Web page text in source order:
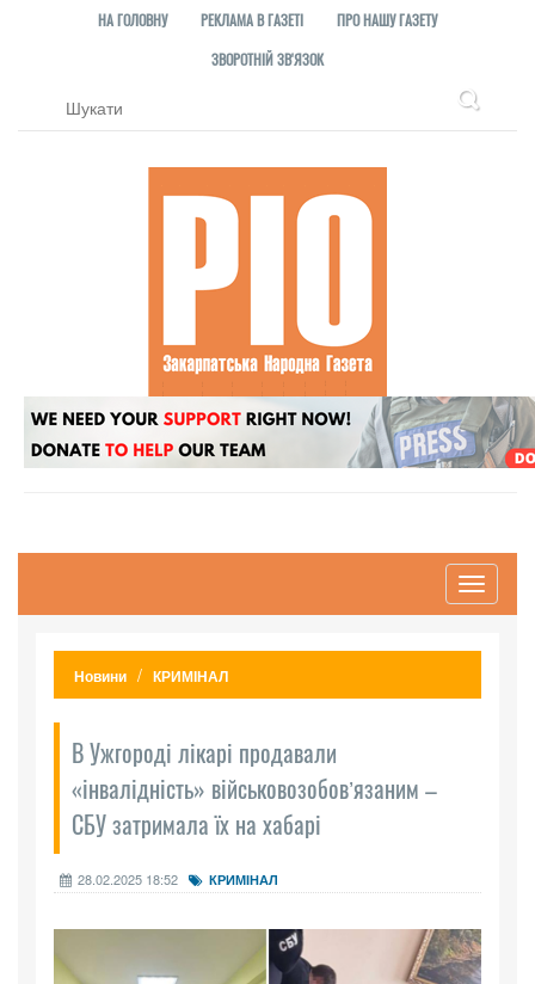
НА ГОЛОВНУ РЕКЛАМА В ГАЗЕТІ
ПРО НАШУ ГАЗЕТУ
ЗВОРОТНІЙ ЗВ'ЯЗОК
Toggle
Новини КРИМІНАЛ
В Ужгороді лікарі продавали
«інвалідність» військовозобовʼязаним –
СБУ затримала їх на хабарі
28.02.2025 18:52 КРИМІНАЛ